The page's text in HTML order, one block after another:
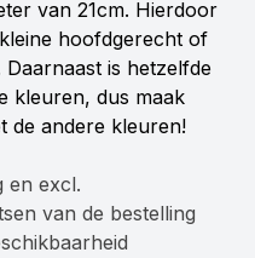
van 21cm. Hierdoor
hoofdgerecht of
is hetzelfde
kleuren, dus maak
de andere kleuren!
en excl.
van de bestelling